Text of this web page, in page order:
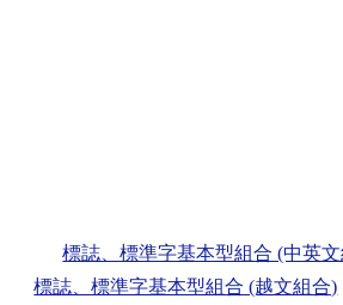
標誌、標準字基本型組合 (中英
標誌、標準字基本型組合 (越文組合)